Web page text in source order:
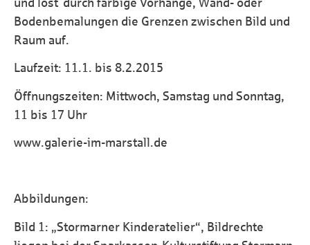
Bodenbemalungen die Grenzen zwischen Bild und
Raum auf.
Laufzeit: 11.1. bis 8.2.2015
Öffnungszeiten: Mittwoch, Samstag und Sonntag,
11 bis 17 Uhr
www.galerie-im-marstall.de
Abbildungen:
Bild 1: „Stormarner Kinderatelier“, Bildrechte